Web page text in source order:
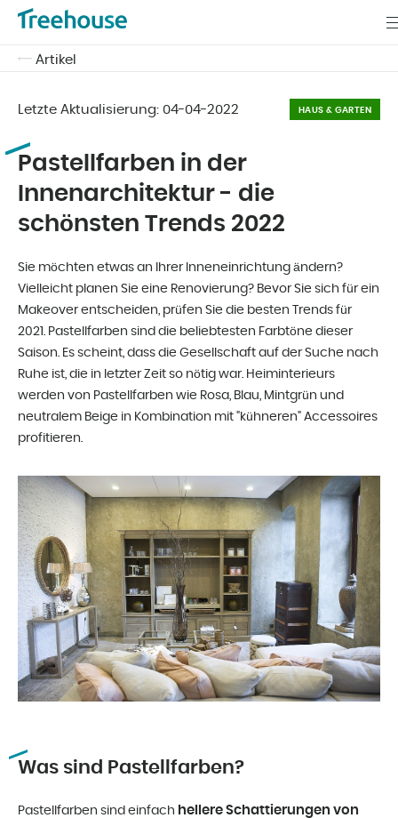
Artikel
Letzte Aktualisierung: 04-04-2022 HAUS & GARTEN
Pastellfarben in der
Innenarchitektur - die
schönsten Trends 2022
Sie möchten etwas an Ihrer Inneneinrichtung ändern?
Vielleicht planen Sie eine Renovierung? Bevor Sie sich für ein
Makeover entscheiden, prüfen Sie die besten Trends für
2021. Pastellfarben sind die beliebtesten Farbtöne dieser
Saison. Es scheint, dass die Gesellschaft auf der Suche nach
Ruhe ist, die in letzter Zeit so nötig war. Heiminterieurs
werden von Pastellfarben wie Rosa, Blau, Mintgrün und
neutralem Beige in Kombination mit "kühneren" Accessoires
profitieren.
Was sind Pastellfarben?
Pastellfarben sind einfach hellere Schattierungen von